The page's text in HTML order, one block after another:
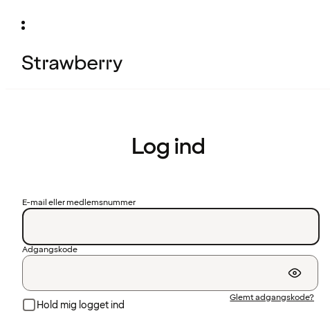
Log ind
E-mail eller medlemsnummer
Adgangskode
Hold mig logget ind
Glemt adgangskode?